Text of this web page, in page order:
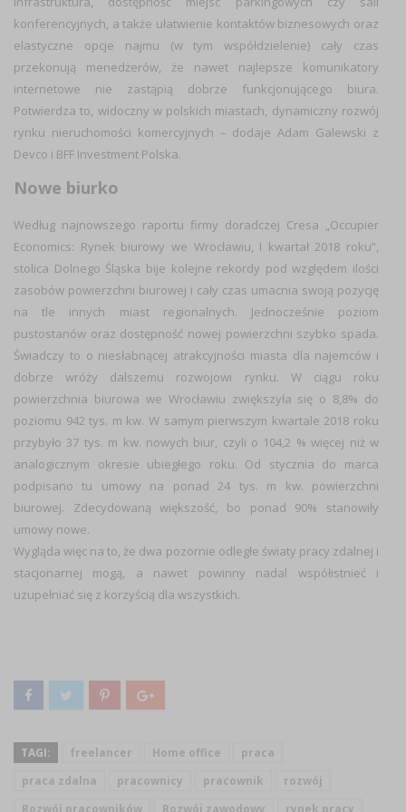
konferencyjnych, a także ułatwienie kontaktów biznesowych oraz
elastyczne opcje najmu (w tym współdzielenie) cały czas
przekonują menedżerów, że nawet najlepsze komunikatory
internetowe nie zastąpią dobrze funkcjonującego biura.
Potwierdza to, widoczny w polskich miastach, dynamiczny rozwój
rynku nieruchomości komercyjnych – dodaje Adam Galewski z
Devco i BFF Investment Polska.
Nowe biurko
Według najnowszego raportu firmy doradczej Cresa „Occupier
Economics: Rynek biurowy we Wrocławiu, I kwartał 2018 roku”,
stolica Dolnego Śląska bije kolejne rekordy pod względem ilości
zasobów powierzchni biurowej i cały czas umacnia swoją pozycję
na tle innych miast regionalnych. Jednocześnie poziom
pustostanów oraz dostępność nowej powierzchni szybko spada.
Świadczy to o niesłabnącej atrakcyjności miasta dla najemców i
dobrze wróży dalszemu rozwojowi rynku. W ciągu roku
powierzchnia biurowa we Wrocławiu zwiększyła się o 8,8% do
poziomu 942 tys. m kw. W samym pierwszym kwartale 2018 roku
przybyło 37 tys. m kw. nowych biur, czyli o 104,2 % więcej niż w
analogicznym okresie ubiegłego roku. Od stycznia do marca
podpisano tu umowy na ponad 24 tys. m kw. powierzchni
biurowej. Zdecydowaną większość, bo ponad 90% stanowiły
umowy nowe.
Wygląda więc na to, że dwa pozornie odległe światy pracy zdalnej i
stacjonarnej mogą, a nawet powinny nadal współistnieć i
uzupełniać się z korzyścią dla wszystkich.
TAGI: freelancer Home office
praca
praca zdalna
pracownicy pracownik
rozwój
Rozwój pracowników
Rozwój zawodowy
rynek pracy